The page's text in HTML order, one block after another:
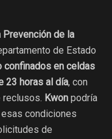
Prevención de la
de Estado
confinados en celdas
23 horas al día, con
reclusos. Kwon podría
condiciones
de